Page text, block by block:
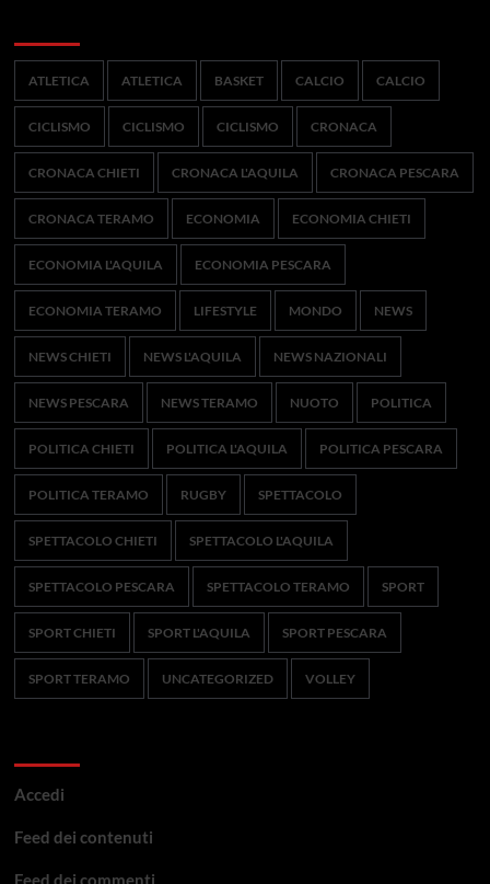
ATLETICA ATLETICA BASKET CALCIO CALCIO
CICLISMO CICLISMO CICLISMO CRONACA
CRONACA CHIETI CRONACA L'AQUILA CRONACA PESCARA
CRONACA TERAMO ECONOMIA ECONOMIA CHIETI
ECONOMIA L'AQUILA ECONOMIA PESCARA
ECONOMIA TERAMO LIFESTYLE MONDO NEWS
NEWS CHIETI NEWS L'AQUILA NEWS NAZIONALI
NEWS PESCARA NEWS TERAMO NUOTO POLITICA
POLITICA CHIETI POLITICA L'AQUILA POLITICA PESCARA
POLITICA TERAMO RUGBY SPETTACOLO
SPETTACOLO CHIETI SPETTACOLO L'AQUILA
SPETTACOLO PESCARA SPETTACOLO TERAMO SPORT
SPORT CHIETI SPORT L'AQUILA SPORT PESCARA
SPORT TERAMO UNCATEGORIZED VOLLEY
Accedi
Feed dei contenuti
Feed dei commenti